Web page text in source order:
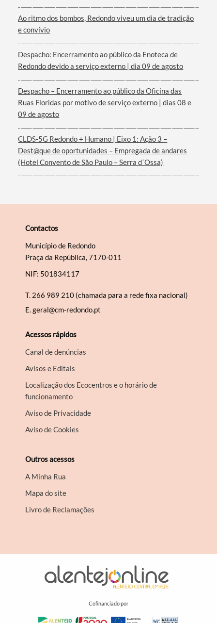
Termo de Pesquisa
Categorias gerais
Filtros
Ao ritmo dos bombos, Redondo viveu um dia de tradição
e convívio
Despacho: Encerramento ao público da Enoteca de
Redondo devido a serviço externo | dia 09 de agosto
Despacho – Encerramento ao público da Oficina das
Ruas Floridas por motivo de serviço externo | dias 08 e
09 de agosto
CLDS-5G Redondo + Humano | Eixo 1: Ação 3 –
Dest@que de oportunidades – Empregada de andares
(Hotel Convento de São Paulo – Serra d´Ossa)
Contactos
Município de Redondo
Praça da República, 7170-011
NIF: 501834117
T. 266 989 210 (chamada para a rede fixa nacional)
E.geral@cm-redondo.pt
Acessos rápidos
Canal de denúncias
Avisos e Editais
Localização dos Ecocentros e o horário de
funcionamento
Aviso de Privacidade
Aviso de Cookies
Outros acessos
A Minha Rua
Mapa do site
Livro de Reclamações
Cofinanciado por